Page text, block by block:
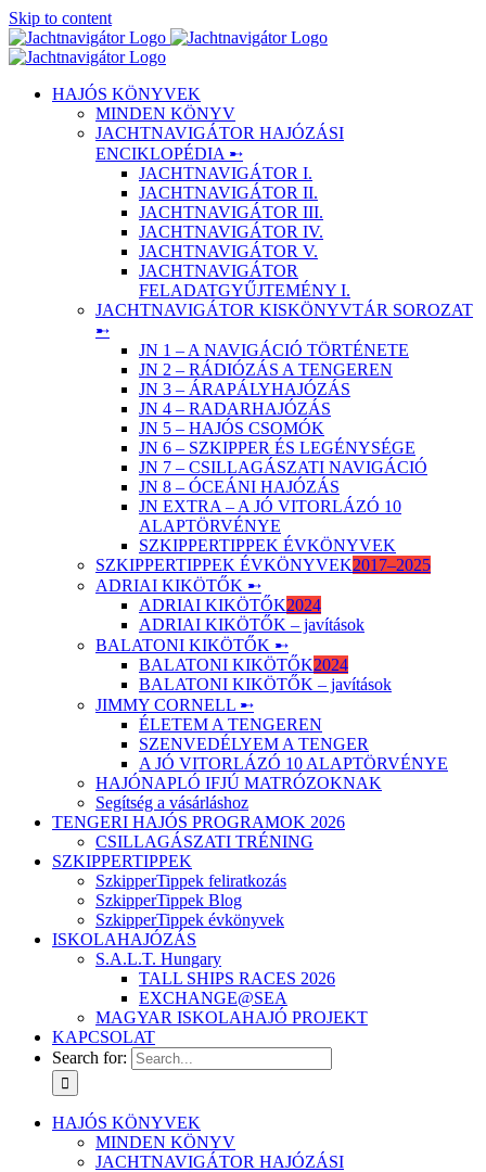
Skip to content
HAJÓS KÖNYVEK
MINDEN KÖNYV
JACHTNAVIGÁTOR HAJÓZÁSI
ENCIKLOPÉDIA ➸
JACHTNAVIGÁTOR I.
JACHTNAVIGÁTOR II.
JACHTNAVIGÁTOR III.
JACHTNAVIGÁTOR IV.
JACHTNAVIGÁTOR V.
JACHTNAVIGÁTOR
FELADATGYŰJTEMÉNY I.
JACHTNAVIGÁTOR KISKÖNYVTÁR SOROZAT
➸
JN 1 – A NAVIGÁCIÓ TÖRTÉNETE
JN 2 – RÁDIÓZÁS A TENGEREN
JN 3 – ÁRAPÁLYHAJÓZÁS
JN 4 – RADARHAJÓZÁS
JN 5 – HAJÓS CSOMÓK
JN 6 – SZKIPPER ÉS LEGÉNYSÉGE
JN 7 – CSILLAGÁSZATI NAVIGÁCIÓ
JN 8 – ÓCEÁNI HAJÓZÁS
JN EXTRA – A JÓ VITORLÁZÓ 10
ALAPTÖRVÉNYE
SZKIPPERTIPPEK ÉVKÖNYVEK
SZKIPPERTIPPEK ÉVKÖNYVEK2017–2025
ADRIAI KIKÖTŐK ➸
ADRIAI KIKÖTŐK2024
ADRIAI KIKÖTŐK – javítások
BALATONI KIKÖTŐK ➸
BALATONI KIKÖTŐK2024
BALATONI KIKÖTŐK – javítások
JIMMY CORNELL ➸
ÉLETEM A TENGEREN
SZENVEDÉLYEM A TENGER
A JÓ VITORLÁZÓ 10 ALAPTÖRVÉNYE
HAJÓNAPLÓ IFJÚ MATRÓZOKNAK
Segítség a vásárláshoz
TENGERI HAJÓS PROGRAMOK 2026
CSILLAGÁSZATI TRÉNING
SZKIPPERTIPPEK
SzkipperTippek feliratkozás
SzkipperTippek Blog
SzkipperTippek évkönyvek
ISKOLAHAJÓZÁS
S.A.L.T. Hungary
TALL SHIPS RACES 2026
EXCHANGE@SEA
MAGYAR ISKOLAHAJÓ PROJEKT
KAPCSOLAT
Search for:
HAJÓS KÖNYVEK
MINDEN KÖNYV
JACHTNAVIGÁTOR HAJÓZÁSI